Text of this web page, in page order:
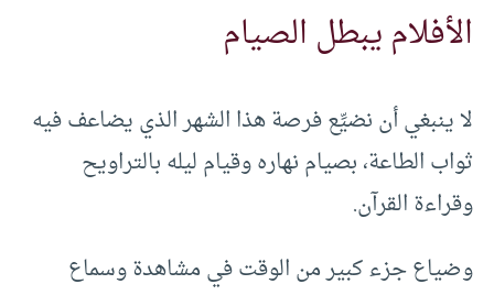
الأفلام يبطل الصيام
لا ينبغي أن نضيِّع فرصة هذا الشهر الذي يضاعف فيه
ثواب الطاعة، بصيام نهاره وقيام ليله بالتراويح
وقراءة القرآن.
وضياع جزء كبير من الوقت في مشاهدة وسماع